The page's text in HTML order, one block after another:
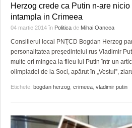
GRĂDINA TAICII DOMNULUI
CU OIŞTEA-N KIERKEGAARD
FINANŢĂRI DE LA A LA Z
PE SURSE
CRONICĂ DE FILM
FILME DOCUMENTARE
CLIPURI VIDEO
JOCURI ONLINE
ACCIDENTE
INFO SI UTILE
CULTURA
INVATAMANT
JUSTITIE
FILME DOCUMENTARE
Herzog crede ca Putin n-are
intampla in Crimeea
04 martie 2014 în Politica de Mihai Oancea
Consilierul local PNŢCD Bogdan Herzog
personalitatea preşedintelui rus Vladimir
multe ori mingea la fileu lui Putin într-un
olimpiadei de la Soci, apărut în „Vestul”,
Etichete: bogdan herzog, crimeea, vladimir putin